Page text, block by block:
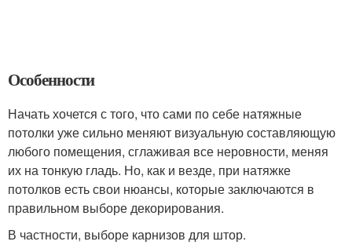
Особенности
Начать хочется с того, что сами по себе натяжные
потолки уже сильно меняют визуальную составляющую
любого помещения, сглаживая все неровности, меняя
их на тонкую гладь. Но, как и везде, при натяжке
потолков есть свои нюансы, которые заключаются в
правильном выборе декорирования.
В частности, выборе карнизов для штор.